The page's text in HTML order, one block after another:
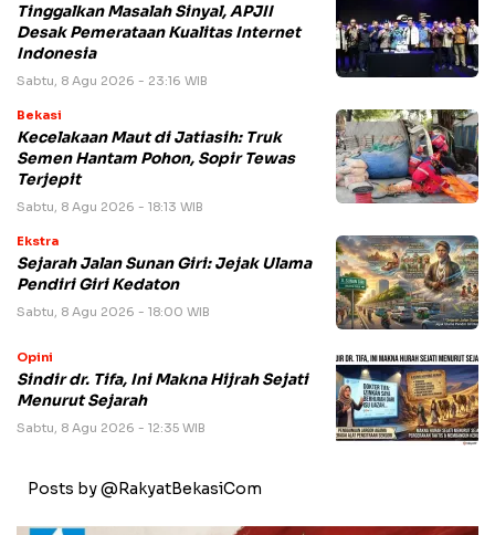
Tinggalkan Masalah Sinyal, APJII
Desak Pemerataan Kualitas Internet
Indonesia
Sabtu, 8 Agu 2026 - 23:16 WIB
Bekasi
Kecelakaan Maut di Jatiasih: Truk
Semen Hantam Pohon, Sopir Tewas
Terjepit
Sabtu, 8 Agu 2026 - 18:13 WIB
Ekstra
Sejarah Jalan Sunan Giri: Jejak Ulama
Pendiri Giri Kedaton
Sabtu, 8 Agu 2026 - 18:00 WIB
Opini
Sindir dr. Tifa, Ini Makna Hijrah Sejati
Menurut Sejarah
Sabtu, 8 Agu 2026 - 12:35 WIB
Posts by @RakyatBekasiCom